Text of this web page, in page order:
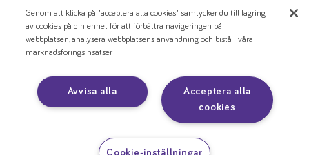
Copyright (C) 2026 Danone AB
Kontakta oss
Nyheter
Cookies
Personuppgiftspolicy
Genom att klicka på "acceptera alla cookies" samtycker du till lagring
av cookies på din enhet för att förbättra navigeringen på
webbplatsen, analysera webbplatsens användning och bistå i våra
marknadsföringsinsatser.
Acceptera alla
cookies
Avvisa alla
Cookie-inställningar